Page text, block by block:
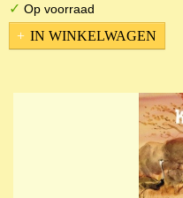
✓ Op voorraad
IN WINKELWAGEN